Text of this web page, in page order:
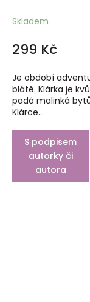
Skladem
299 Kč
Je období
blátě. Klárka je
padá malinká
Klárce...
S podpisem
autorky či
autora